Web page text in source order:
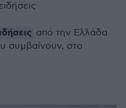
από την Ελλάδα
συμβαίνουν, στο